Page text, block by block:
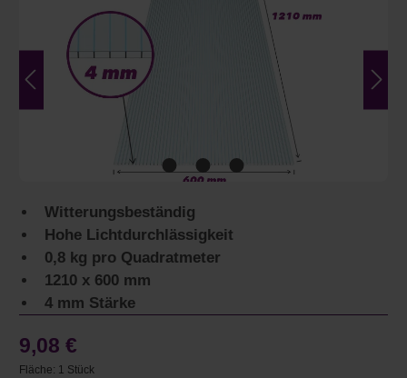
Witterungsbeständig
Hohe Lichtdurchlässigkeit
0,8 kg pro Quadratmeter
1210 x 600 mm
4 mm Stärke
9,08 €
Fläche: 1 Stück